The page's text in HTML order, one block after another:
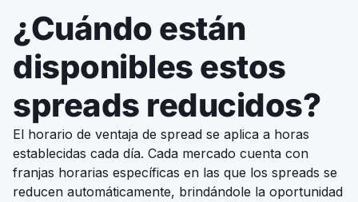
¿Cuándo están
disponibles estos
spreads reducidos?
El horario de ventaja de spread se aplica a horas
establecidas cada día. Cada mercado cuenta con
franjas horarias específicas en las que los spreads se
reducen automáticamente, brindándole la oportunidad